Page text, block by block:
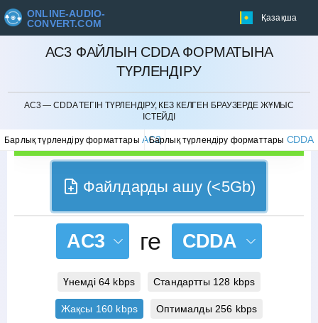
ONLINE-AUDIO-
CONVERT.COM
Қазақша
AC3 ФАЙЛЫН CDDA ФОРМАТЫНА
ТҮРЛЕНДІРУ
AC3 — CDDA ТЕГІН ТҮРЛЕНДІРУ, КЕЗ КЕЛГЕН БРАУЗЕРДЕ ЖҰМЫС
ІСТЕЙДІ
Барлық түрлендіру форматтары AC3
Барлық түрлендіру форматтары CDDA
Файлдарды ашу (<5Gb)
AC3 ге CDDA
Үнемді 64 kbps Стандартты 128 kbps
Жақсы 160 kbps Оптималды 256 kbps